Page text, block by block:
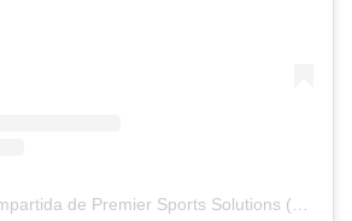
Una publicación compartida de Premier Sports Solutions (@premiersportsuk)